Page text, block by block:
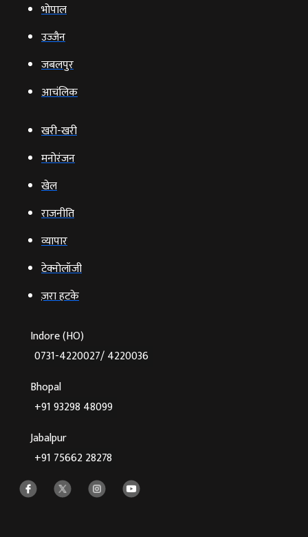
भोपाल
उज्‍जैन
जबलपुर
आचंलिक
खरी-खरी
मनोरंजन
खेल
राजनीति
व्‍यापार
टेक्‍नोलॉजी
ज़रा हटके
Indore (HO)
0731-4220027/ 4220036
Bhopal
+91 93298 48099
Jabalpur
+91 75662 28278